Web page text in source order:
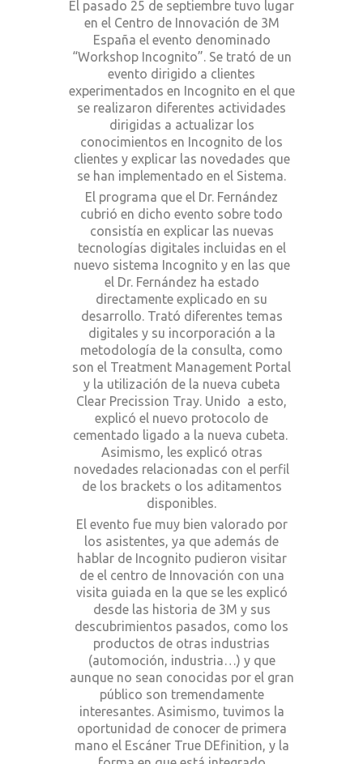
El pasado 25 de septiembre tuvo lugar
en el Centro de Innovación de 3M
España el evento denominado
“Workshop Incognito”. Se trató de un
evento dirigido a clientes
experimentados en Incognito en el que
se realizaron diferentes actividades
dirigidas a actualizar los
conocimientos en Incognito de los
clientes y explicar las novedades que
se han implementado en el Sistema.
El programa que el Dr. Fernández
cubrió en dicho evento sobre todo
consistía en explicar las nuevas
tecnologías digitales incluidas en el
nuevo sistema Incognito y en las que
el Dr. Fernández ha estado
directamente explicado en su
desarrollo. Trató diferentes temas
digitales y su incorporación a la
metodología de la consulta, como
son el Treatment Management Portal
y la utilización de la nueva cubeta
Clear Precission Tray. Unido a esto,
explicó el nuevo protocolo de
cementado ligado a la nueva cubeta.
Asimismo, les explicó otras
novedades relacionadas con el perfil
de los brackets o los aditamentos
disponibles.
El evento fue muy bien valorado por
los asistentes, ya que además de
hablar de Incognito pudieron visitar
de el centro de Innovación con una
visita guiada en la que se les explicó
desde las historia de 3M y sus
descubrimientos pasados, como los
productos de otras industrias
(automoción, industria…) y que
aunque no sean conocidas por el gran
público son tremendamente
interesantes. Asimismo, tuvimos la
oportunidad de conocer de primera
mano el Escáner True DEfinition, y la